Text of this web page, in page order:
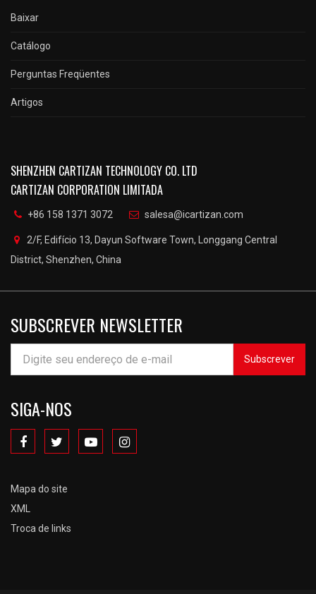
Baixar
Catálogo
Perguntas Freqüentes
Artigos
SHENZHEN CARTIZAN TECHNOLOGY CO. LTD
CARTIZAN CORPORATION LIMITADA
+86 158 1371 3072 salesa@icartizan.com
2/F, Edifício 13, Dayun Software Town, Longgang Central
District, Shenzhen, China
SUBSCREVER NEWSLETTER
Subscrever
SIGA-NOS
Mapa do site
XML
Troca de links